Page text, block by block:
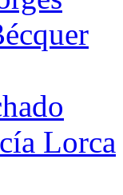
Lorca